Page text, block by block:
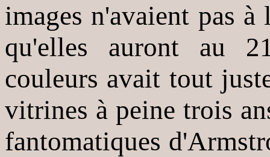
images n'avaient pas
qu'elles auront au
couleurs avait tout
vitrines à peine trois
fantomatiques